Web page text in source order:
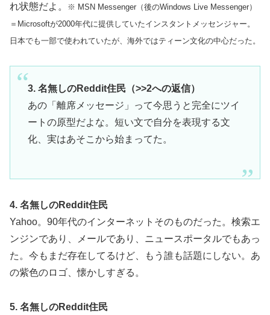
れ状態だよ。
※ MSN Messenger（後のWindows Live Messenger）
＝Microsoftが2000年代に提供していたインスタントメッセンジャー。
日本でも一部で使われていたが、海外ではティーン文化の中心だった。
3. 名無しのReddit住民（>>2への返信）
あの「離席メッセージ」って今思うと完全にツイ
ートの原型だよな。短い文で自分を表現する文
化、実はあそこから始まってた。
4. 名無しのReddit住民
Yahoo。90年代のインターネットそのものだった。検索エ
ンジンであり、メールであり、ニュースポータルでもあっ
た。今もまだ存在してるけど、もう誰も話題にしない。あ
の紫色のロゴ、懐かしすぎる。
5. 名無しのReddit住民